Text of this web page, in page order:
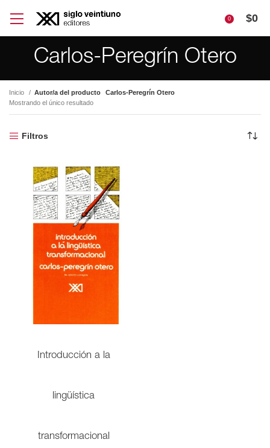
0 $0
Carlos-Peregrín Otero
Inicio Autor/a del producto
Carlos-Peregrín Otero
Mostrando el único resultado
Filtros
Introducción a la
lingüística
transformacional